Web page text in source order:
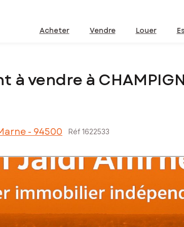
Acheter Vendre Louer
vendre à
- 94500 Réf 1622533